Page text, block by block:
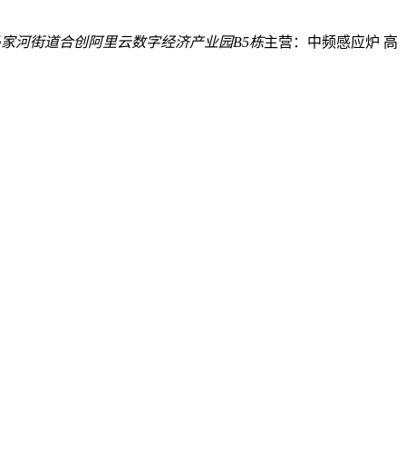
河街道合创阿里云数字经济产业园B5栋主营：中频感应炉 高